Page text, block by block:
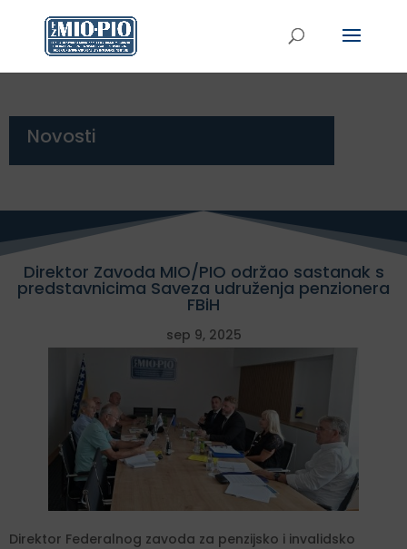
Novosti
Direktor Zavoda MIO/PIO održao sastanak s
predstavnicima Saveza udruženja penzionera
FBiH
sep 9, 2025
Direktor Federalnog zavoda za penzijsko i invalidsko